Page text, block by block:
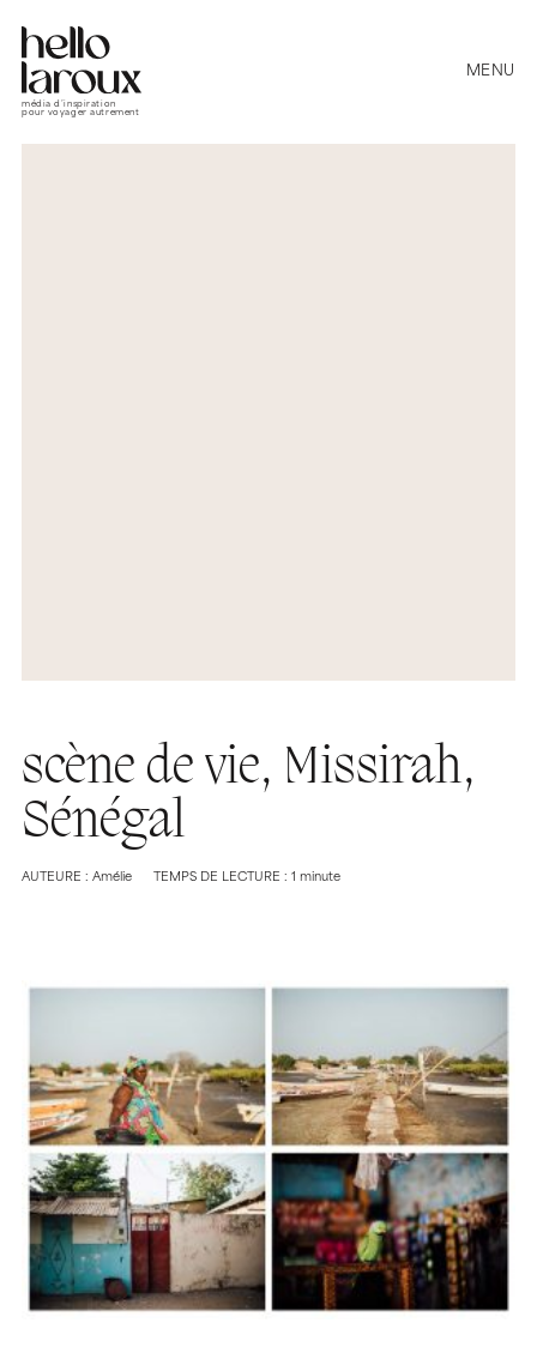
média d’inspiration
pour voyager autrement
MENU
scène de vie, Missirah,
Sénégal
AUTEURE : Amélie TEMPS DE LECTURE : 1 minute